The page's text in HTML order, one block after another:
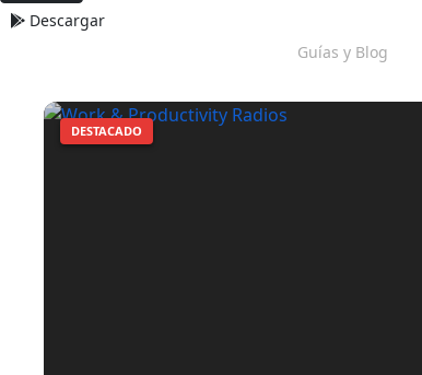
Descargar
Guías y Blog
DESTACADO